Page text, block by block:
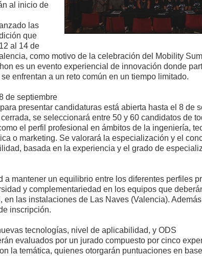
al inicio de
las
que
al 14 de
como motivo de la celebración del Mobility
es un evento experiencial de innovación donde
enfrentan a un reto común en un tiempo limitado.
de septiembre
presentar candidaturas está abierta hasta el 8 de
se seleccionará entre 50 y 60 candidatos de
el perfil profesional en ámbitos de la ingeniería,
o marketing. Se valorará la especialización y el
basada en la experiencia y el grado de
a mantener un equilibrio entre los diferentes perfiles
y complementariedad en los equipos que
en las instalaciones de Las Naves (Valencia).
inscripción.
tecnologías, nivel de aplicabilidad, y ODS
evaluados por un jurado compuesto por cinco
la temática, quienes otorgarán puntuaciones en